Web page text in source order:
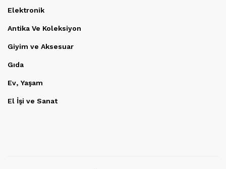
Elektronik
Antika Ve Koleksiyon
Giyim ve Aksesuar
Gıda
Ev, Yaşam
El İşi ve Sanat